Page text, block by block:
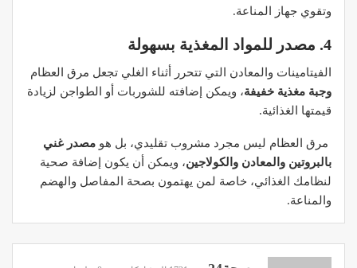
وتقوي جهاز المناعة.
4. مصدر للمواد المغذية بسهولة
الفيتامينات والمعادن التي تتحرر أثناء الغلي تجعل مرق العظام
وجبة مغذية خفيفة، ويمكن إضافته للشوربات أو الطواجن لزيادة
قيمتها الغذائية.
مرق العظام ليس مجرد مشروب تقليدي، بل هو مصدر غني
بالبروتين والمعادن والكولاجين، ويمكن أن يكون إضافة صحية
لنظامك الغذائي، خاصة لمن يهتمون بصحة المفاصل والهضم
والمناعة.